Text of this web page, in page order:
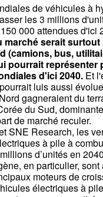
de véhicules à
les 3 millions
000 attendues d'ici
marché serait surtout
(camions, bus,
pourrait représenter
d'ici 2040. Et
luis aussi
gagneraient du
du Sud,
de marché reculer.
SNE Research, les
à pile à
d’unités en
en particulier,
moteurs de
électriques à